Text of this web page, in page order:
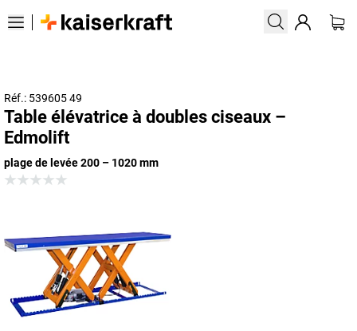
Réf.: 539605 49
Table élévatrice à doubles ciseaux –
Edmolift
plage de levée 200 – 1020 mm